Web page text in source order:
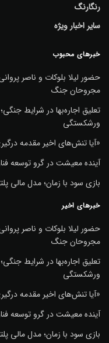
رنگارنگ
سایر اخبار ویژه
خبرهای محبوب
حضور لیلا بلوکات و ناصر
مجروحان جنگ
تعلیق اجاره‌بها در شرایط
ورشکستگی
«آیا تنش‌های اخیر مقدمه
آینده معیشت در گرو توسعه
بازی سود با زمان؛ مدل مالی
خبرهای اخیر
حضور لیلا بلوکات و ناصر
مجروحان جنگ
تعلیق اجاره‌بها در شرایط
ورشکستگی
«آیا تنش‌های اخیر مقدمه
آینده معیشت در گرو توسعه
بازی سود با زمان؛ مدل مالی